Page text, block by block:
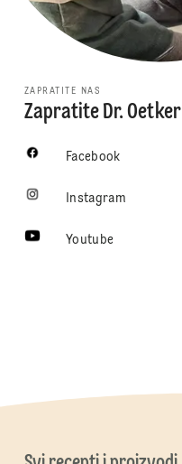
ZAPRATITE NAS
Zapratite Dr. Oetker
Facebook
Instagram
Youtube